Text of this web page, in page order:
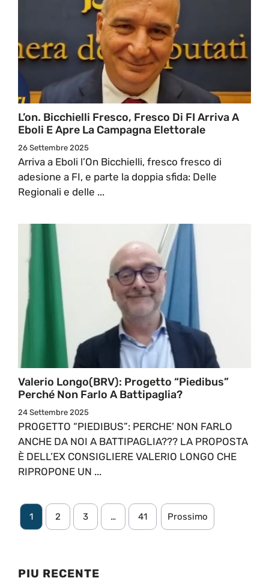
L’on. Bicchielli Fresco, Fresco Di FI Arriva A
Eboli E Apre La Campagna Elettorale
26 Settembre 2025
Arriva a Eboli l’On Bicchielli, fresco fresco di
adesione a FI, e parte la doppia sfida: Delle
Regionali e delle ...
Valerio Longo(BRV): Progetto “Piedibus”
Perché Non Farlo A Battipaglia?
24 Settembre 2025
PROGETTO “PIEDIBUS”: PERCHE’ NON FARLO
ANCHE DA NOI A BATTIPAGLIA??? LA PROPOSTA
È DELL’EX CONSIGLIERE VALERIO LONGO CHE
RIPROPONE UN ...
1 2 3 … 41 Prossimo
PIU RECENTE